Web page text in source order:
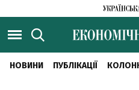
НОВИНИ ПУБЛІКАЦІЇ